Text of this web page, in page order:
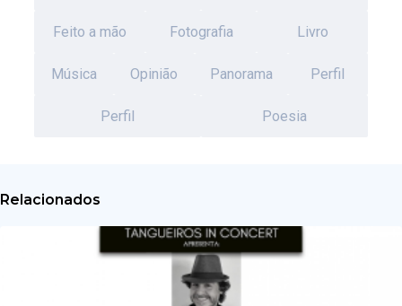
Feito a mão Fotografia Livro
Música Opinião Panorama Perfil
Perfil Poesia
Relacionados